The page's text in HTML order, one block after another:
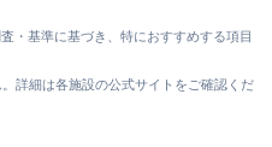
・基準に基づき、特におすすめする項目
詳細は各施設の公式サイトをご確認くだ